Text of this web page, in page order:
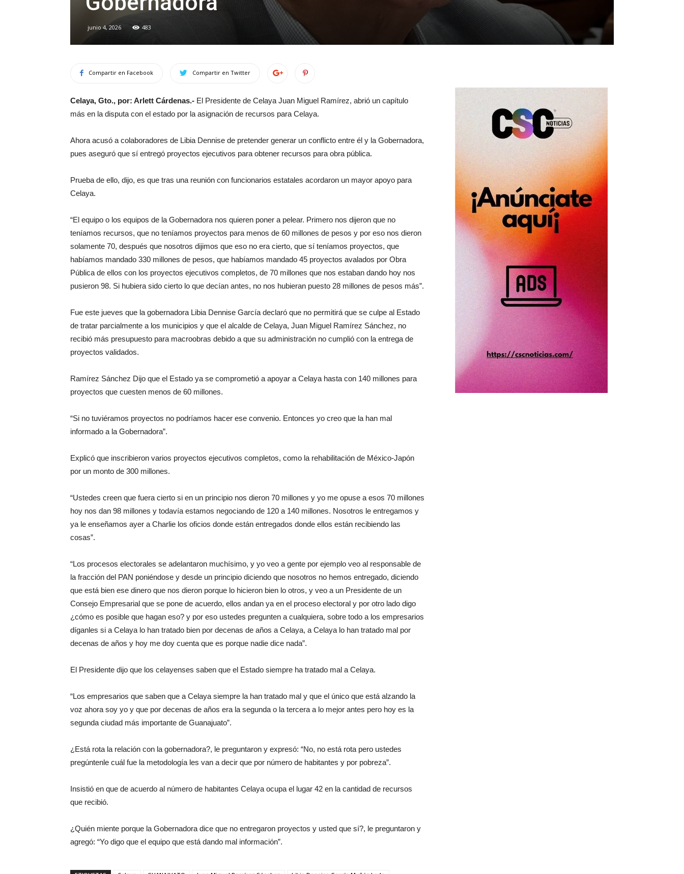
junio 4, 2026 483
Compartir en Facebook Compartir en Twitter
Celaya, Gto., por: Arlett Cárdenas.- El Presidente de Celaya Juan Miguel Ramírez, abrió un capítulo
más en la disputa con el estado por la asignación de recursos para Celaya.
Ahora acusó a colaboradores de Libia Dennise de pretender generar un conflicto entre él y la Gobernadora,
pues aseguró que sí entregó proyectos ejecutivos para obtener recursos para obra pública.
Prueba de ello, dijo, es que tras una reunión con funcionarios estatales acordaron un mayor apoyo para
Celaya.
“El equipo o los equipos de la Gobernadora nos quieren poner a pelear. Primero nos dijeron que no
teníamos recursos, que no teníamos proyectos para menos de 60 millones de pesos y por eso nos dieron
solamente 70, después que nosotros dijimos que eso no era cierto, que sí teníamos proyectos, que
habíamos mandado 330 millones de pesos, que habíamos mandado 45 proyectos avalados por Obra
Pública de ellos con los proyectos ejecutivos completos, de 70 millones que nos estaban dando hoy nos
pusieron 98. Si hubiera sido cierto lo que decían antes, no nos hubieran puesto 28 millones de pesos más”.
Fue este jueves que la gobernadora Libia Dennise García declaró que no permitirá que se culpe al Estado
de tratar parcialmente a los municipios y que el alcalde de Celaya, Juan Miguel Ramírez Sánchez, no
recibió más presupuesto para macroobras debido a que su administración no cumplió con la entrega de
proyectos validados.
Ramírez Sánchez Dijo que el Estado ya se comprometió a apoyar a Celaya hasta con 140 millones para
proyectos que cuesten menos de 60 millones.
“Si no tuviéramos proyectos no podríamos hacer ese convenio. Entonces yo creo que la han mal
informado a la Gobernadora”.
Explicó que inscribieron varios proyectos ejecutivos completos, como la rehabilitación de México-Japón
por un monto de 300 millones.
“Ustedes creen que fuera cierto si en un principio nos dieron 70 millones y yo me opuse a esos 70 millones
hoy nos dan 98 millones y todavía estamos negociando de 120 a 140 millones. Nosotros le entregamos y
ya le enseñamos ayer a Charlie los oficios donde están entregados donde ellos están recibiendo las
cosas”.
“Los procesos electorales se adelantaron muchísimo, y yo veo a gente por ejemplo veo al responsable de
la fracción del PAN poniéndose y desde un principio diciendo que nosotros no hemos entregado, diciendo
que está bien ese dinero que nos dieron porque lo hicieron bien lo otros, y veo a un Presidente de un
Consejo Empresarial que se pone de acuerdo, ellos andan ya en el proceso electoral y por otro lado digo
¿cómo es posible que hagan eso? y por eso ustedes pregunten a cualquiera, sobre todo a los empresarios
díganles si a Celaya lo han tratado bien por decenas de años a Celaya, a Celaya lo han tratado mal por
decenas de años y hoy me doy cuenta que es porque nadie dice nada”.
El Presidente dijo que los celayenses saben que el Estado siempre ha tratado mal a Celaya.
“Los empresarios que saben que a Celaya siempre la han tratado mal y que el único que está alzando la
voz ahora soy yo y que por decenas de años era la segunda o la tercera a lo mejor antes pero hoy es la
segunda ciudad más importante de Guanajuato”.
¿Está rota la relación con la gobernadora?, le preguntaron y expresó: “No, no está rota pero ustedes
pregúntenle cuál fue la metodología les van a decir que por número de habitantes y por pobreza”.
Insistió en que de acuerdo al número de habitantes Celaya ocupa el lugar 42 en la cantidad de recursos
que recibió.
¿Quién miente porque la Gobernadora dice que no entregaron proyectos y usted que sí?, le preguntaron y
agregó: “Yo digo que el equipo que está dando mal información”.